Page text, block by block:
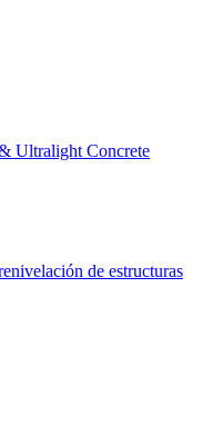
Concrete
de estructuras